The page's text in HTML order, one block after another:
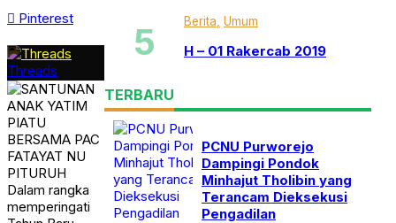
Pinterest
Threads
Berita Umum
H – 01 Rakercab 2019
TERBARU
PCNU Purworejo
Dampingi Pondok
Minhajut Tholibin yang
Terancam Dieksekusi
Pengadilan